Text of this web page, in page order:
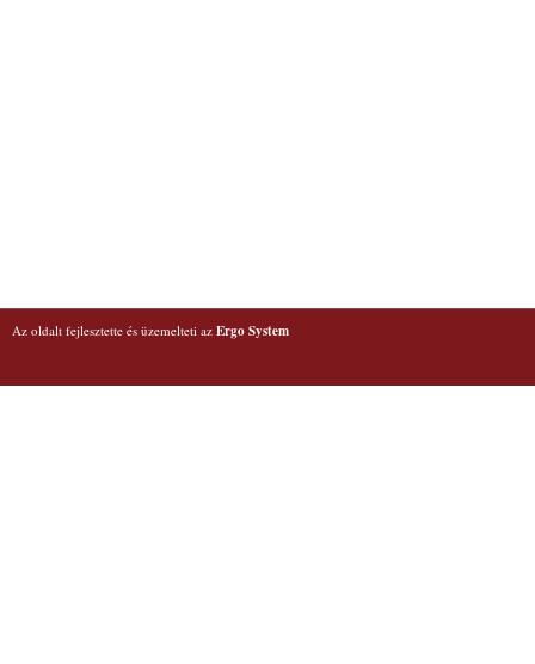
Az oldalt fejlesztette és üzemelteti az Ergo System